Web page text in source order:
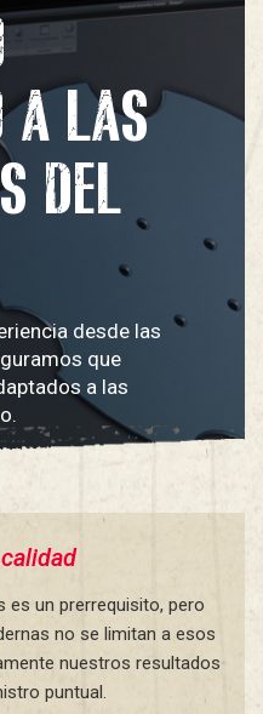
A LAS
DEL
desde las
que
a las
es un prerrequisito, pero
no se limitan a esos
nuestros resultados
puntual.